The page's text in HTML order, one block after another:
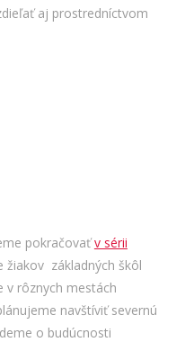
aj prostredníctvom
pokračovaťv sérii
žiakov základných škôl
v rôznych mestách
navštíviť severnú
o budúcnosti